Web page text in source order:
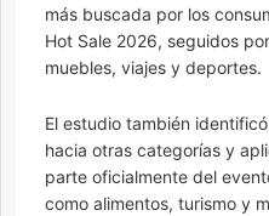
más buscada por los
Hot Sale 2026, seguidos
muebles, viajes y deportes.
El estudio también
hacia otras categorías y
parte oficialmente del
como alimentos, turismo y